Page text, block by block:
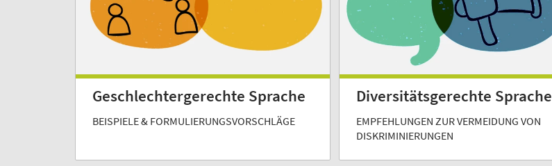
Geschlechtergerechte Sprache
BEISPIELE & FORMULIERUNGSVORSCHLÄGE
Diversitätsgerechte Sprache
EMPFEHLUNGEN ZUR VERMEIDUNG VON
DISKRIMINIERUNGEN